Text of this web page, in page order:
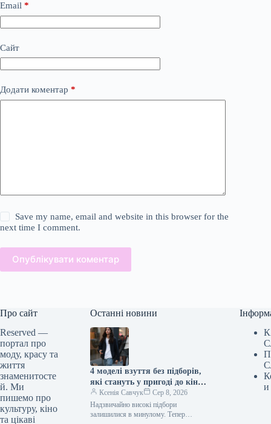
Email *
Сайт
Додати коментар *
Save my name, email and website in this browser for the
next time I comment.
Опублікувати коментар
Про сайт
Reserved —
портал про
моду, красу та
життя
знаменитосте
й. Ми
пишемо про
культуру, кіно
та цікаві
Останні новини
4 моделі взуття без підборів,
які стануть у пригоді до кінця
літаКсенія Савчук
Сер 8, 2026
Надзвичайно високі підбори
залишилися в минулому. Тепер
и